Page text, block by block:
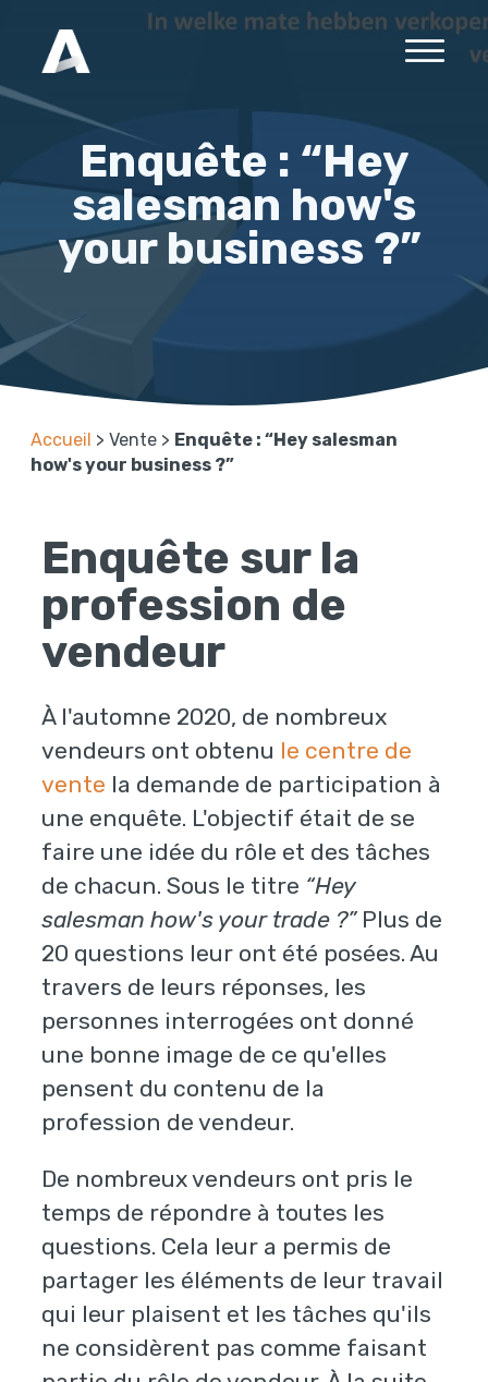
Enquête : “Hey
salesman how's
your business ?”
Accueil >Vente > Enquête : “Hey salesman
how's your business ?”
Enquête sur la
profession de
vendeur
À l'automne 2020, de nombreux
vendeurs ont obtenu le centre de
vente la demande de participation à
une enquête. L'objectif était de se
faire une idée du rôle et des tâches
de chacun. Sous le titre “Hey
salesman how's your trade ?”Plus de
20 questions leur ont été posées. Au
travers de leurs réponses, les
personnes interrogées ont donné
une bonne image de ce qu'elles
pensent du contenu de la
profession de vendeur.
De nombreux vendeurs ont pris le
temps de répondre à toutes les
questions. Cela leur a permis de
partager les éléments de leur travail
qui leur plaisent et les tâches qu'ils
ne considèrent pas comme faisant